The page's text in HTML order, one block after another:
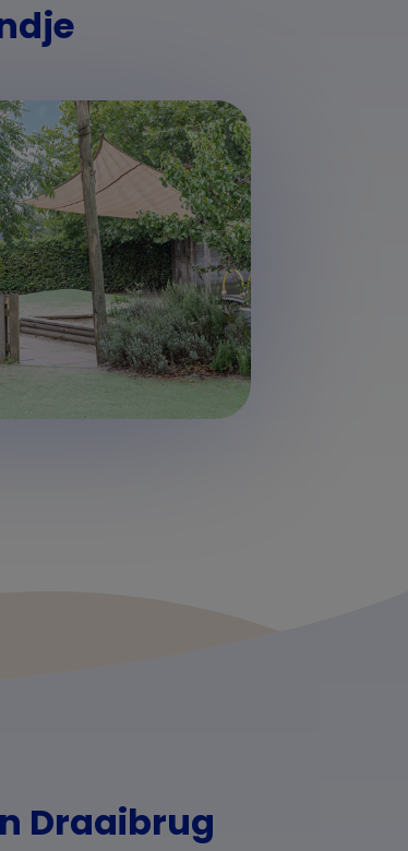
Draaibrug